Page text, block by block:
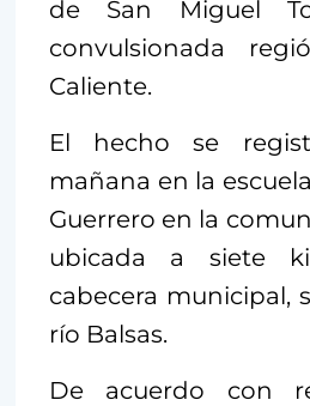
de San Miguel
convulsionada
Caliente.
El hecho se
mañana en la
Guerrero en la
ubicada a siete
cabecera municipal,
río Balsas.
De acuerdo con